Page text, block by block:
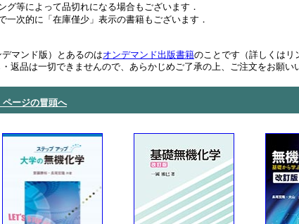
グ等によって品切れになる場合もございます．
一次的に「在庫僅少」表示の書籍もございます．
デマンド版）とあるのはオンデマンド出版書籍のことです（詳しくはリ
返品は一切できませんので、あらかじめご了承の上、ご注文をお願い
ージの冒頭へ